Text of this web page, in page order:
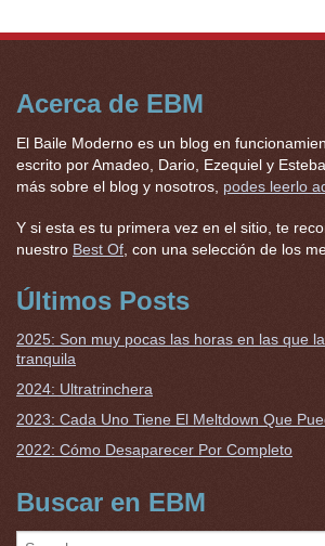
Acerca de EBM
El Baile Moderno es un blog en
escrito por Amadeo, Dario, Ezequiel y
más sobre el blog y nosotros, podes leerlo
Y si esta es tu primera vez en el sitio, te
nuestro Best Of, con una selección de los
Últimos Posts
2025: Son muy pocas las horas en las que
tranquila
2024: Ultratrinchera
2023: Cada Uno Tiene El Meltdown Que
2022: Cómo Desaparecer Por Completo
Buscar en EBM